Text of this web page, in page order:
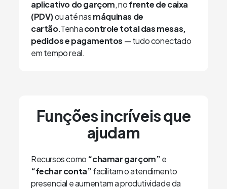
aplicativo do garçom, nofrente de caixa
(PDV)ou até nasmáquinas de
cartão.Tenhacontrole total das mesas,
pedidos e pagamentos — tudo conectado
em tempo real.
Funções incríveis que
ajudam
Recursos como “chamar garçom”e
“fechar conta”facilitam o atendimento
presencial e aumentam a produtividade da